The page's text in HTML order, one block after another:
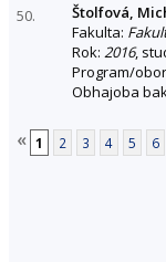
50.
Štolfová,
Fakulta:
Rok: 2016,
Program/obor
Obhajoba
« 1 2 3 4 5 6